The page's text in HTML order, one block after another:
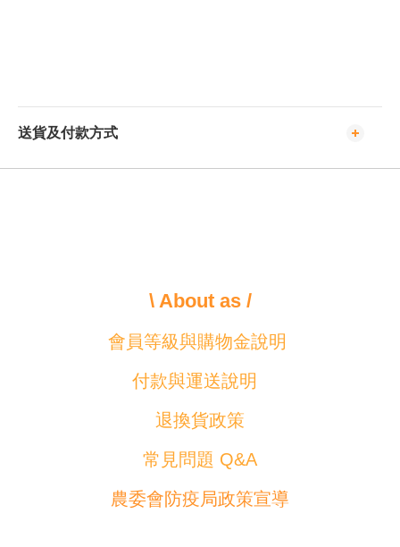
送貨及付款方式
\ About as /
會員等級與購物金說明
付款與運送說明
退換貨政策
常見問題 Q&A
農委會防疫局政策宣導